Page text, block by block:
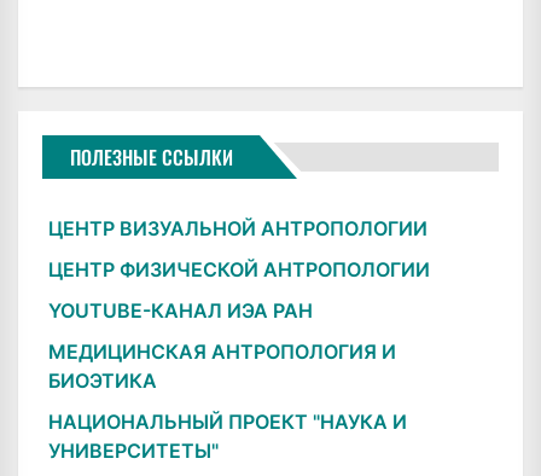
ПОЛЕЗНЫЕ ССЫЛКИ
ЦЕНТР ВИЗУАЛЬНОЙ АНТРОПОЛОГИИ
ЦЕНТР ФИЗИЧЕСКОЙ АНТРОПОЛОГИИ
YOUTUBE-КАНАЛ ИЭА РАН
МЕДИЦИНСКАЯ АНТРОПОЛОГИЯ И
БИОЭТИКА
НАЦИОНАЛЬНЫЙ ПРОЕКТ "НАУКА И
УНИВЕРСИТЕТЫ"